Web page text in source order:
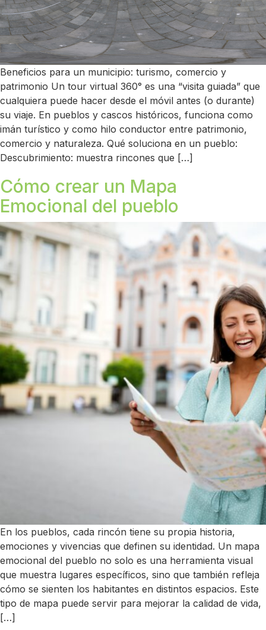
Beneficios para un municipio: turismo, comercio y
patrimonio Un tour virtual 360° es una “visita guiada” que
cualquiera puede hacer desde el móvil antes (o durante)
su viaje. En pueblos y cascos históricos, funciona como
imán turístico y como hilo conductor entre patrimonio,
comercio y naturaleza. Qué soluciona en un pueblo:
Descubrimiento: muestra rincones que […]
Cómo crear un Mapa
Emocional del pueblo
En los pueblos, cada rincón tiene su propia historia,
emociones y vivencias que definen su identidad. Un mapa
emocional del pueblo no solo es una herramienta visual
que muestra lugares específicos, sino que también refleja
cómo se sienten los habitantes en distintos espacios. Este
tipo de mapa puede servir para mejorar la calidad de vida,
[…]